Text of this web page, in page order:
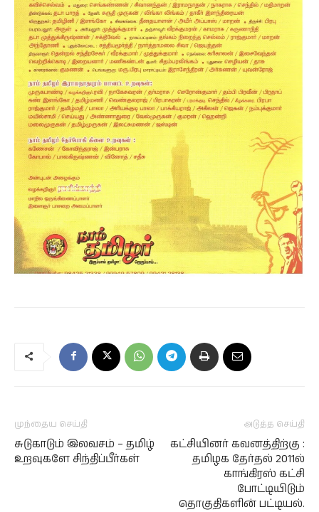
முந்தைய செய்தி
சுடுகாடும் இலவசம் – தமிழ்
உறவுகளே சிந்திப்பீர்கள்
அடுத்த செய்தி
கட்சியினர் கவனத்திற்கு :
தமிழக தேர்தல் 2011ல்
காங்கிரஸ் கட்சி
போட்டியிடும்
தொகுதிகளின் பட்டியல்.